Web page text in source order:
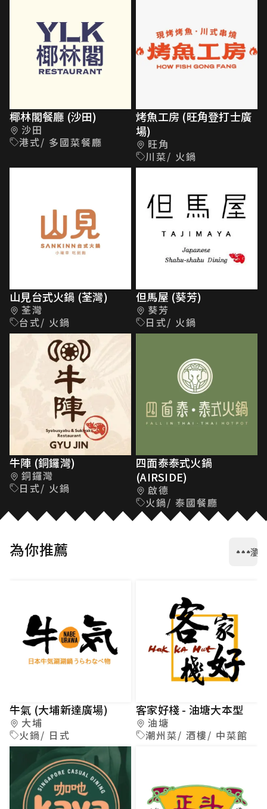
椰林閣餐廳 (沙田)
沙田
港式/ 多國菜餐廳
烤魚工房 (旺角登打士廣
場)
旺角
川菜/ 火鍋
山見台式火鍋 (荃灣)
荃灣
台式/ 火鍋
但馬屋 (葵芳)
葵芳
日式/ 火鍋
牛陣 (銅鑼灣)
銅鑼灣
日式/ 火鍋
四面泰泰式火鍋
(AIRSIDE)
啟德
火鍋/ 泰國餐廳
為你推薦 瀏
牛氣 (大埔新達廣場)
大埔
火鍋/ 日式
客家好棧 - 油塘大本型
油塘
潮州菜/ 酒樓/ 中菜館